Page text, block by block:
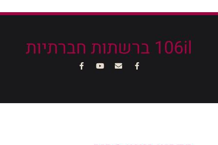
106il ברשתות חברתיות